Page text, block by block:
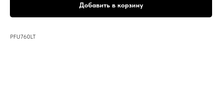
Добавить в корзину
PFU760LT